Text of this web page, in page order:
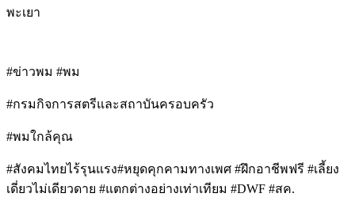
พะเยา
#ข่าวพม #พม
#กรมกิจการสตรีและสถาบันครอบครัว
#พมใกล้คุณ
#สังคมไทยไร้รุนแรง#หยุดคุกคามทางเพศ #ฝึกอาชีพฟรี #เลี้ยง
เดี่ยวไม่เดียวดาย #แตกต่างอย่างเท่าเทียม #DWF #สค.